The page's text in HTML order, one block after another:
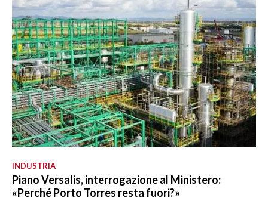
INDUSTRIA
Piano Versalis, interrogazione al Ministero:
«Perché Porto Torres resta fuori?»